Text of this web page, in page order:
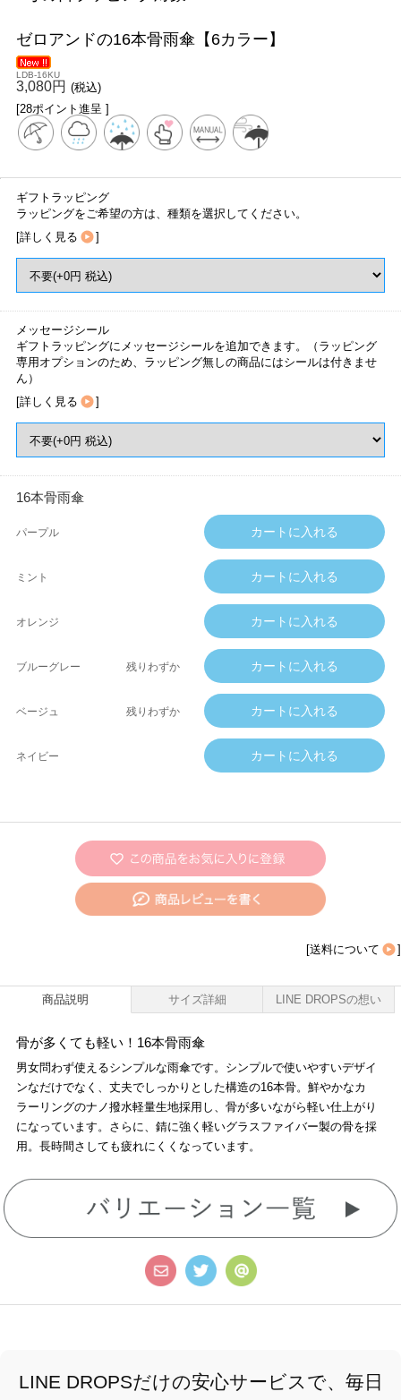
ゼロアンドの16本骨雨傘【6カラー】
LDB-16KU
3,080円 (税込)
[28ポイント進呈 ]
ギフトラッピング
ラッピングをご希望の方は、種類を選択してください。
[詳しく見る ]
メッセージシール
ギフトラッピングにメッセージシールを追加できます。（ラッピング
専用オプションのため、ラッピング無しの商品にはシールは付きませ
ん）
[詳しく見る ]
16本骨雨傘
パープル
ミント
オレンジ
ブルーグレー 残りわずか
ベージュ 残りわずか
ネイビー
[送料について ]
商品説明 サイズ詳細 LINE DROPSの想い
骨が多くても軽い！16本骨雨傘
男女問わず使えるシンプルな雨傘です。シンプルで使いやすいデザイ
ンなだけでなく、丈夫でしっかりとした構造の16本骨。鮮やかなカ
ラーリングのナノ撥水軽量生地採用し、骨が多いながら軽い仕上がり
になっています。さらに、錆に強く軽いグラスファイバー製の骨を採
用。長時間さしても疲れにくくなっています。
LINE DROPSだけの安心サービスで、毎日